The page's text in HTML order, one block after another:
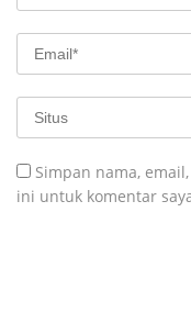
Simpan nama,
ini untuk komentar